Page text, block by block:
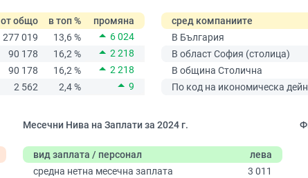
от общо в топ %
промяна
277 019 13,6 %
6 024
90 178 16,2 %
2 218
90 178 16,2 %
2 218
2 562 2,4 % 9
сред компаниите
В България
В област София (столица)
В община Столична
По код на икономическа
Месечни Нива на Заплати за 2024 г.
вид заплата / персонал
лева
средна нетна месечна заплата
3 011